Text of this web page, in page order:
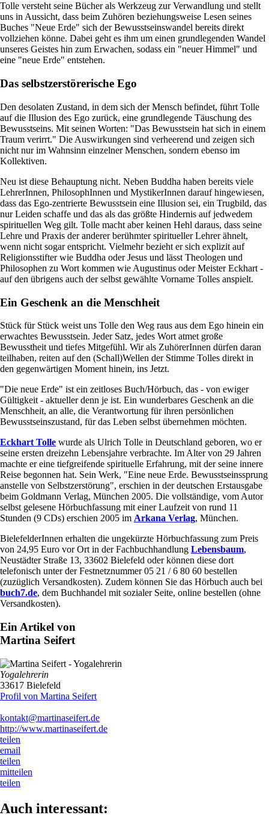
Tolle versteht seine Bücher als Werkzeug zur Verwandlung und stellt
uns in Aussicht, dass beim Zuhören beziehungsweise Lesen seines
Buches "Neue Erde" sich der Bewusstseinswandel bereits direkt
vollziehen könne. Dabei geht es ihm um einen grundlegenden Wandel
unseres Geistes hin zum Erwachen, sodass ein "neuer Himmel" und
eine "neue Erde" entstehen.
Das selbstzerstörerische Ego
Den desolaten Zustand, in dem sich der Mensch befindet, führt Tolle
auf die Illusion des Ego zurück, eine grundlegende Täuschung des
Bewusstseins. Mit seinen Worten: "Das Bewusstsein hat sich in einem
Traum verirrt." Die Auswirkungen sind verheerend und zeigen sich
nicht nur im Wahnsinn einzelner Menschen, sondern ebenso im
Kollektiven.
Neu ist diese Behauptung nicht. Neben Buddha haben bereits viele
LehrerInnen, PhilosophInnen und MystikerInnen darauf hingewiesen,
dass das Ego-zentrierte Bewusstsein eine Illusion sei, ein Trugbild, das
nur Leiden schaffe und das als das größte Hindernis auf jedwedem
spirituellen Weg gilt. Tolle macht aber keinen Hehl daraus, dass seine
Lehre und Praxis der anderer berühmter spiritueller Lehrer ähnelt,
wenn nicht sogar entspricht. Vielmehr bezieht er sich explizit auf
Religionsstifter wie Buddha oder Jesus und lässt Theologen und
Philosophen zu Wort kommen wie Augustinus oder Meister Eckhart -
auf den übrigens auch der selbst gewählte Vorname Tolles anspielt.
Ein Geschenk an die Menschheit
Stück für Stück weist uns Tolle den Weg raus aus dem Ego hinein ein
erwachtes Bewusstsein. Jeder Satz, jedes Wort atmet große
Bewusstheit und tiefes Mitgefühl. Wir als ZuhörerInnen dürfen daran
teilhaben, reiten auf den (Schall)Wellen der Stimme Tolles direkt in
den gegenwärtigen Moment hinein, ins Jetzt.
"Die neue Erde" ist ein zeitloses Buch/Hörbuch, das - von ewiger
Gültigkeit - aktueller denn je ist. Ein wunderbares Geschenk an die
Menschheit, an alle, die Verantwortung für ihren persönlichen
Bewusstseinszustand, für das Leben selbst übernehmen möchten.
Eckhart Tolle wurde als Ulrich Tolle in Deutschland geboren, wo er
seine ersten dreizehn Lebensjahre verbrachte. Im Alter von 29 Jahren
machte er eine tiefgreifende spirituelle Erfahrung, mit der seine innere
Reise begonnen hat. Sein Werk, "Eine neue Erde. Bewusstseinssprung
anstelle von Selbstzerstörung", erschien in der deutschen Erstausgabe
beim Goldmann Verlag, München 2005. Die vollständige, vom Autor
selbst gelesene Hörbuchfassung mit einer Laufzeit von rund 11
Stunden (9 CDs) erschien 2005 im Arkana Verlag, München.
BielefelderInnen erhalten die ungekürzte Hörbuchfassung zum Preis
von 24,95 Euro vor Ort in der Fachbuchhandlung Lebensbaum,
Neustädter Straße 13, 33602 Bielefeld oder können diese dort
telefonisch unter der Festnetznummer 05 21 / 6 80 60 bestellen
(zuzüglich Versandkosten). Zudem können Sie das Hörbuch auch bei
buch7.de, dem Buchhandel mit sozialer Seite, online bestellen (ohne
Versandkosten).
Ein Artikel von
Martina Seifert
Yogalehrerin
33617 Bielefeld
Profil von Martina Seifert
kontakt@martinaseifert.de
http://www.martinaseifert.de
teilen
email
teilen
mitteilen
teilen
Auch interessant: